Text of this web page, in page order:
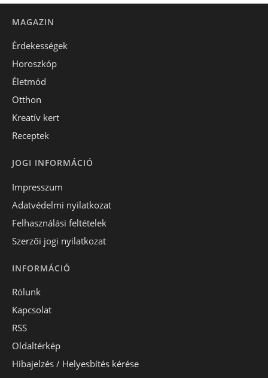
MAGAZIN
Érdekességek
Horoszkóp
Életmód
Otthon
Kreatív kert
Receptek
JOGI INFORMÁCIÓ
Impresszum
Adatvédelmi nyilatkozat
Felhasználási feltételek
Szerzői jogi nyilatkozat
INFORMÁCIÓ
Rólunk
Kapcsolat
RSS
Oldaltérkép
Hibajelzés / Helyesbítés kérése